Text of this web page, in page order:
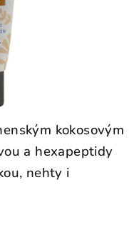
kokosovým
a hexapeptidy
nehty i